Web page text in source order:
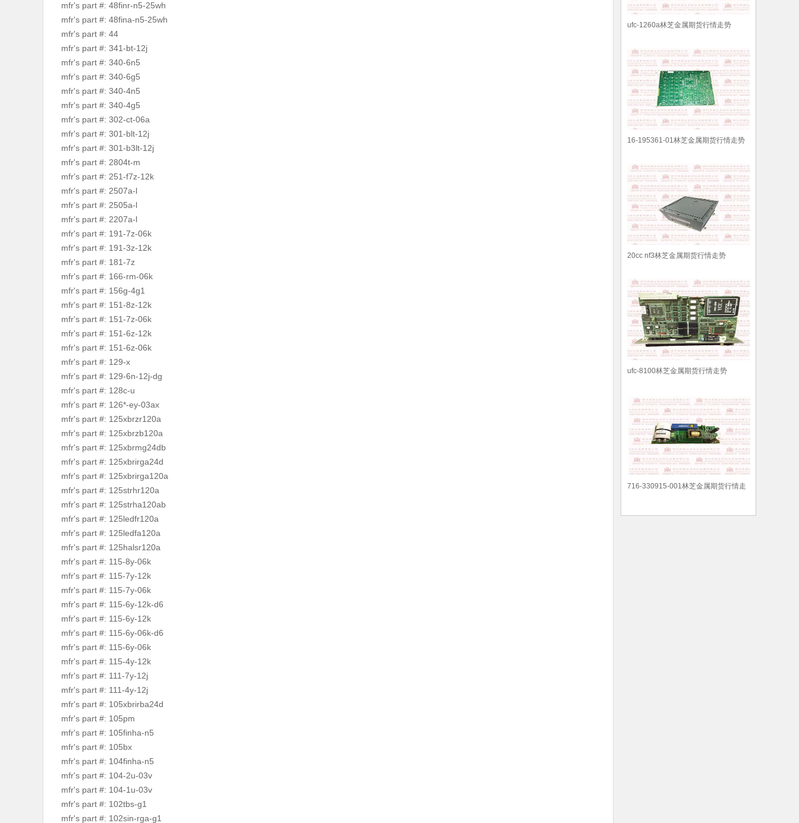
mfr's part #: 48finr-n5-25wh
mfr's part #: 48fina-n5-25wh
mfr's part #: 44
mfr's part #: 341-bt-12j
mfr's part #: 340-6n5
mfr's part #: 340-6g5
mfr's part #: 340-4n5
mfr's part #: 340-4g5
mfr's part #: 302-ct-06a
mfr's part #: 301-blt-12j
mfr's part #: 301-b3lt-12j
mfr's part #: 2804t-m
mfr's part #: 251-f7z-12k
mfr's part #: 2507a-l
mfr's part #: 2505a-l
mfr's part #: 2207a-l
mfr's part #: 191-7z-06k
mfr's part #: 191-3z-12k
mfr's part #: 181-7z
mfr's part #: 166-rm-06k
mfr's part #: 156g-4g1
mfr's part #: 151-8z-12k
mfr's part #: 151-7z-06k
mfr's part #: 151-6z-12k
mfr's part #: 151-6z-06k
mfr's part #: 129-x
mfr's part #: 129-6n-12j-dg
mfr's part #: 128c-u
mfr's part #: 126*-ey-03ax
mfr's part #: 125xbrzr120a
mfr's part #: 125xbrzb120a
mfr's part #: 125xbrmg24db
mfr's part #: 125xbrirga24d
mfr's part #: 125xbrirga120a
mfr's part #: 125strhr120a
mfr's part #: 125strha120ab
mfr's part #: 125ledfr120a
mfr's part #: 125ledfa120a
mfr's part #: 125halsr120a
mfr's part #: 115-8y-06k
mfr's part #: 115-7y-12k
mfr's part #: 115-7y-06k
mfr's part #: 115-6y-12k-d6
mfr's part #: 115-6y-12k
mfr's part #: 115-6y-06k-d6
mfr's part #: 115-6y-06k
mfr's part #: 115-4y-12k
mfr's part #: 111-7y-12j
mfr's part #: 111-4y-12j
mfr's part #: 105xbrirba24d
mfr's part #: 105pm
mfr's part #: 105finha-n5
mfr's part #: 105bx
mfr's part #: 104finha-n5
mfr's part #: 104-2u-03v
mfr's part #: 104-1u-03v
mfr's part #: 102tbs-g1
mfr's part #: 102sin-rga-g1
ufc-1260a林芝金属期货行情走势
16-195361-01林芝金属期货行情走势
20cc nf3林芝金属期货行情走势
ufc-8100林芝金属期货行情走势
716-330915-001林芝金属期货行情走